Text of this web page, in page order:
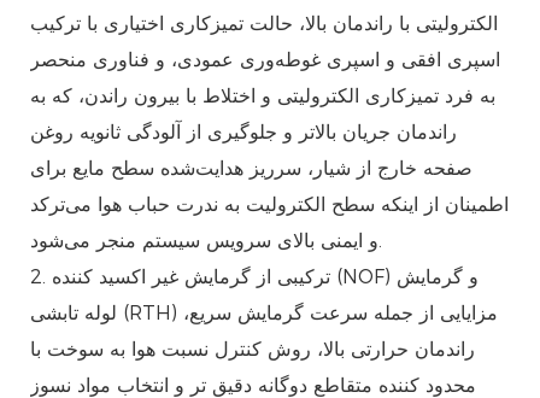
الکترولیتی با راندمان بالا، حالت تمیزکاری اختیاری با ترکیب
اسپری افقی و اسپری غوطه‌وری عمودی، و فناوری منحصر
به فرد تمیزکاری الکترولیتی و اختلاط با بیرون راندن، که به
راندمان جریان بالاتر و جلوگیری از آلودگی ثانویه روغن
صفحه خارج از شیار، سرریز هدایت‌شده سطح مایع برای
اطمینان از اینکه سطح الکترولیت به ندرت حباب هوا می‌ترکد
و ایمنی بالای سرویس سیستم منجر می‌شود.
2. ترکیبی از گرمایش غیر اکسید کننده (NOF) و گرمایش
لوله تابشی (RTH) مزایایی از جمله سرعت گرمایش سریع،
راندمان حرارتی بالا، روش کنترل نسبت هوا به سوخت با
محدود کننده متقاطع دوگانه دقیق تر و انتخاب مواد نسوز